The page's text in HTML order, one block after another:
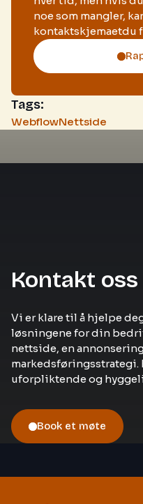
noe som mangler,
kontaktskjemaetdu
Tags:
WebflowNettside
Kontakt oss
Vi er klare til å hjelpe
løsningene for din
nettside, en
markedsføringsstrategi.
uforpliktende og
Book et møte